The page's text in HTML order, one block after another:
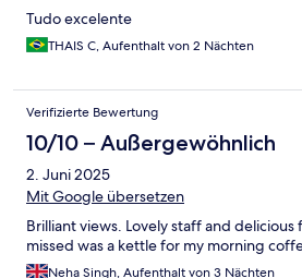
Tudo excelente
THAIS C, Aufenthalt von 2 Nächten
Verifizierte Bewertung
10/10 – Außergewöhnlich
2. Juni 2025
Mit Google übersetzen
Brilliant views. Lovely staff and
missed was a kettle for my morning
Neha Singh, Aufenthalt von 3 Nächten